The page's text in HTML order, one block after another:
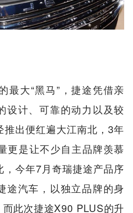
最大“黑马”，捷途凭借亲
设计、可靠的动力以及较
推出便红遍大江南北，3年
更是让不少自主品牌羡慕
，今年7月奇瑞捷途产品序
途汽车，以独立品牌的身
此次捷途X90 PLUS的升